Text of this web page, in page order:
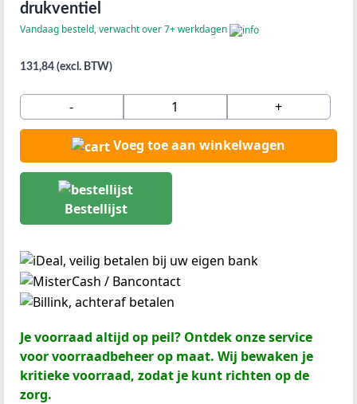
drukventiel
Vandaag besteld, verwacht over 7+ werkdagen
131,84 (excl. BTW)
- +
Voeg toe aan winkelwagen
Bestellijst
Je voorraad altijd op peil? Ontdek onze service
voor voorraadbeheer op maat. Wij bewaken je
kritieke voorraad, zodat je kunt richten op de
zorg.